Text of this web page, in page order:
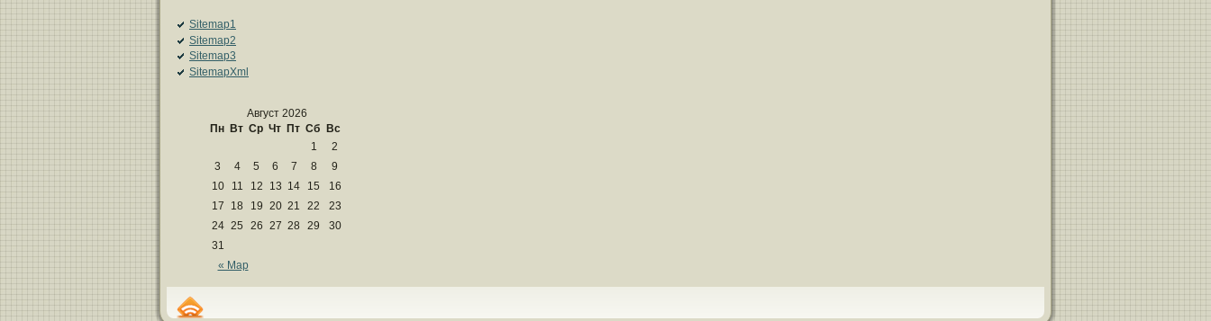
Sitemap1
Sitemap2
Sitemap3
SitemapXml
Август 2026
Пн
Вт Ср Чт Пт Сб Вс
« Мар
1
2
3
4 5 6 7 8
9
10
11 12 13 14 15
16
17
18 19 20 21 22
23
24 25 26 27 28 29
30
31